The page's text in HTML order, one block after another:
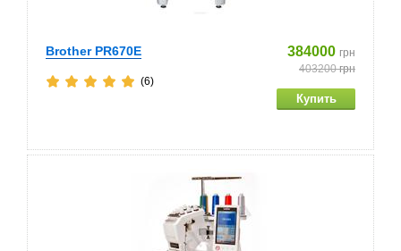
Brother PR670E 384000 грн
403200грн
(6)